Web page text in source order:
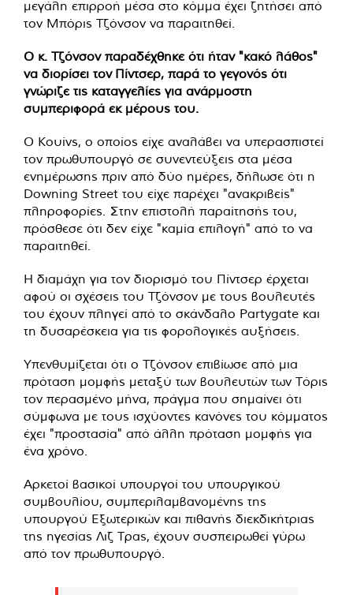
μεγάλη επιρροή μέσα στο κόμμα έχει ζητήσει από
τον Μπόρις Τζόνσον να παραιτηθεί.
Ο κ. Τζόνσον παραδέχθηκε ότι ήταν "κακό λάθος"
να διορίσει τον Πίντσερ, παρά το γεγονός ότι
γνώριζε τις καταγγελίες για ανάρμοστη
συμπεριφορά εκ μέρους του.
Ο Κουίνς, ο οποίος είχε αναλάβει να υπερασπιστεί
τον πρωθυπουργό σε συνεντεύξεις στα μέσα
ενημέρωσης πριν από δύο ημέρες, δήλωσε ότι η
Downing Street του είχε παρέχει "ανακριβείς"
πληροφορίες. Στην επιστολή παραίτησής του,
πρόσθεσε ότι δεν είχε "καμία επιλογή" από το να
παραιτηθεί.
Η διαμάχη για τον διορισμό του Πίντσερ έρχεται
αφού οι σχέσεις του Τζόνσον με τους βουλευτές
του έχουν πληγεί από το σκάνδαλο Partygate και
τη δυσαρέσκεια για τις φορολογικές αυξήσεις.
Υπενθυμίζεται ότι ο Τζόνσον επιβίωσε από μια
πρόταση μομφής μεταξύ των βουλευτών των Τόρις
τον περασμένο μήνα, πράγμα που σημαίνει ότι
σύμφωνα με τους ισχύοντες κανόνες του κόμματος
έχει "προστασία" από άλλη πρόταση μομφής για
ένα χρόνο.
Αρκετοί βασικοί υπουργοί του υπουργικού
συμβουλίου, συμπεριλαμβανομένης της
υπουργού Εξωτερικών και πιθανής διεκδικήτριας
της ηγεσίας Λιζ Τρας, έχουν συσπειρωθεί γύρω
από τον πρωθυπουργό.